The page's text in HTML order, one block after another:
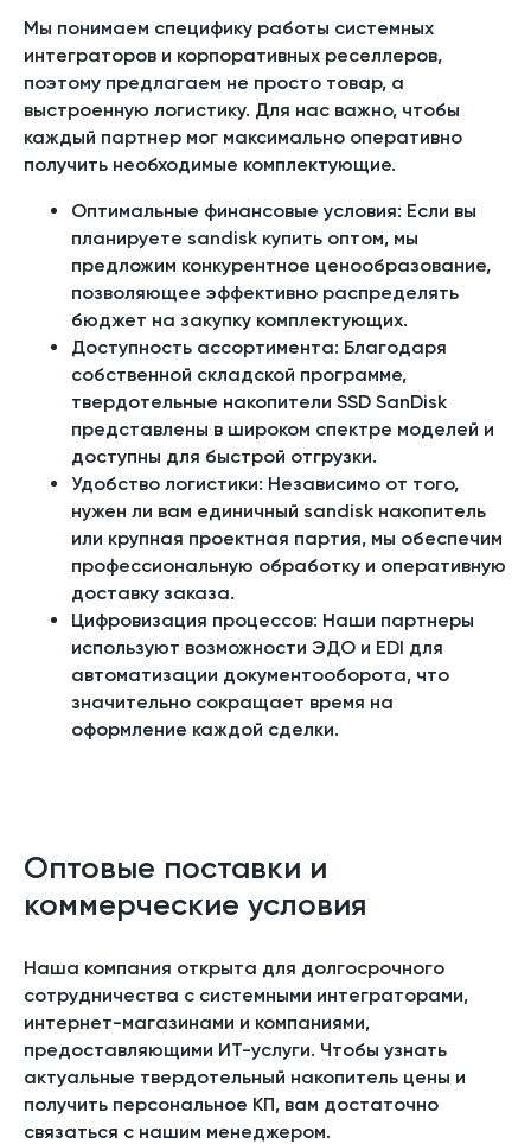
Мы понимаем специфику работы системных
интеграторов и корпоративных реселлеров,
поэтому предлагаем не просто товар, а
выстроенную логистику. Для нас важно, чтобы
каждый партнер мог максимально оперативно
получить необходимые комплектующие.
Оптимальные финансовые условия: Если вы
планируете sandisk купить оптом, мы
предложим конкурентное ценообразование,
позволяющее эффективно распределять
бюджет на закупку комплектующих.
Доступность ассортимента: Благодаря
собственной складской программе,
твердотельные накопители SSD SanDisk
представлены в широком спектре моделей и
доступны для быстрой отгрузки.
Удобство логистики: Независимо от того,
нужен ли вам единичный sandisk накопитель
или крупная проектная партия, мы обеспечим
профессиональную обработку и оперативную
доставку заказа.
Цифровизация процессов: Наши партнеры
используют возможности ЭДО и EDI для
автоматизации документооборота, что
значительно сокращает время на
оформление каждой сделки.
Оптовые поставки и
коммерческие условия
Наша компания открыта для долгосрочного
сотрудничества с системными интеграторами,
интернет-магазинами и компаниями,
предоставляющими ИТ-услуги. Чтобы узнать
актуальные твердотельный накопитель цены и
получить персональное КП, вам достаточно
связаться с нашим менеджером.